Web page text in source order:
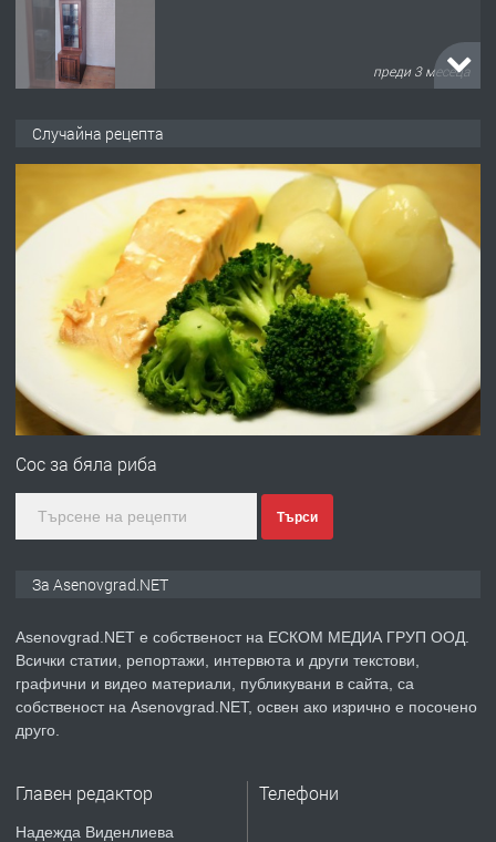
преди 3 месеца
ПРЕДЛАГА
преди 10 месеца
ПРЕДЛАГА
Професионална броячна машина -
със сертификат от ЕЦБ
преди 1 година
ПРЕДЛАГА
Професионална зеленчукорезачка
за заведения и дома
ПРЕДЛАГА
преди 2 години
ПРЕДЛАГА
Давам индивидуалани уроци по
Немски език
Случайна рецепта
Сос за бяла риба
Търси
За Asenovgrad.NET
Asenovgrad.NET е собственост на ЕСКОМ МЕДИА ГРУП ООД.
Всички статии, репортажи, интервюта и други текстови,
графични и видео материали, публикувани в сайта, са
собственост на Asenovgrad.NET, освен ако изрично е посочено
друго.
Главен редактор
Надежда Виденлиева
Телефони